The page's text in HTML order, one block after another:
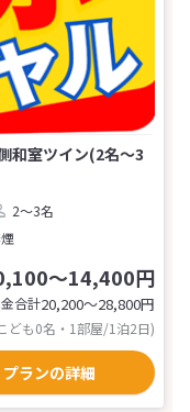
和室ツイン(2名～3
2～3名
～14,400円
合計20,200〜28,800円
ども0名・1部屋/1泊2日)
プランの詳細